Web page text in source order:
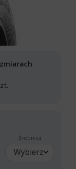
Średnica
Wybierz